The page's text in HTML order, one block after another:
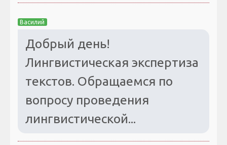
Василий
Добрый день!
Лингвистическая экспертиза
текстов. Обращаемся по
вопросу проведения
лингвистической...